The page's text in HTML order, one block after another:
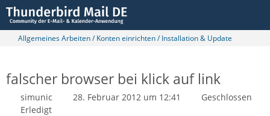
Allgemeines Arbeiten / Konten einrichten / Installation & Update
falscher browser bei klick auf link
simunic 28. Februar 2012 um 12:41
Geschlossen
Erledigt